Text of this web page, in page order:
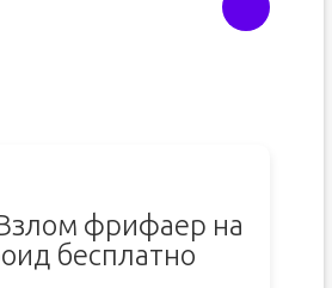
фрифаер на
бесплатно